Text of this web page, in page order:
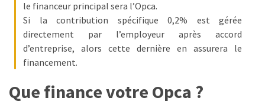
Interviews
Rubrique
Droit
le financeur principal sera l’Opca.
Si la contribution spécifique 0,2% est gérée
directement par l’employeur après accord
d’entreprise, alors cette dernière en assurera le
financement.
Que finance votre Opca ?